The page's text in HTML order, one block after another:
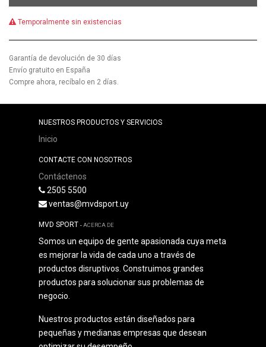
Temporalmente sin existencias
Garantía de devolución de 30 días
Envío gratuito en España
Compre ahora, recíbalo en 2 días.
NUESTROS PRODUCTOS Y SERVICIOS
Inicio
CONTACTE CON NOSOTROS
Contáctenos
2505 5500
ventas@mvdsport.uy
MVD SPORT -ACERCA DE
Somos un equipo de gente apasionada cuya meta
es mejorar la vida de cada uno a través de
productos disruptivos. Construimos grandes
productos para solucionar sus problemas de
negocio.
Nuestros productos están diseñados para
pequeñas y medianas empresas que desean